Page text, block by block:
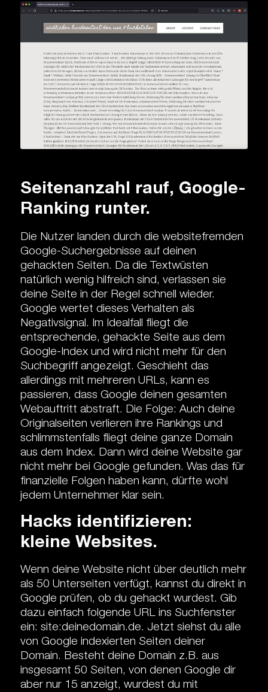
Seitenanzahl rauf, Google-
Ranking runter.
Die Nutzer landen durch die website­fremden
Google-Suchergebnisse auf deinen
gehackten Seiten. Da die Textwüsten
natürlich wenig hilfreich sind, verlassen sie
deine Seite in der Regel schnell wieder.
Google wertet dieses Verhalten als
Negativsignal. Im Idealfall fliegt die
entsprechende, gehackte Seite aus dem
Google-Index und wird nicht mehr für den
Suchbegriff angezeigt. Geschieht das
allerdings mit mehreren URLs, kann es
passieren, dass Google deinen gesamten
Webauftritt abstraft. Die Folge: Auch deine
Originalseiten verlieren ihre Rankings und
schlimmstenfalls fliegt deine ganze Domain
aus dem Index. Dann wird deine Website gar
nicht mehr bei Google gefunden. Was das für
finanzielle Folgen haben kann, dürfte wohl
jedem Unternehmer klar sein.
Hacks identifizieren:
kleine Websites.
Wenn deine Website nicht über deutlich mehr
als 50 Unterseiten verfügt, kannst du direkt in
Google prüfen, ob du gehackt wurdest. Gib
dazu einfach folgende URL ins Suchfenster
ein: site:deinedomain.de. Jetzt siehst du alle
von Google indexierten Seiten deiner
Domain. Besteht deine Domain z.B. aus
insgesamt 50 Seiten, von denen Google dir
aber nur 15 anzeigt, wurdest du mit